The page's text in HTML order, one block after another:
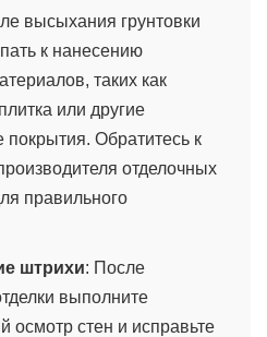
высыхания грунтовки
к нанесению
таких как
или другие
покрытия. Обратитесь к
отделочных
правильного
штрихи: После
выполните
осмотр стен и исправьте